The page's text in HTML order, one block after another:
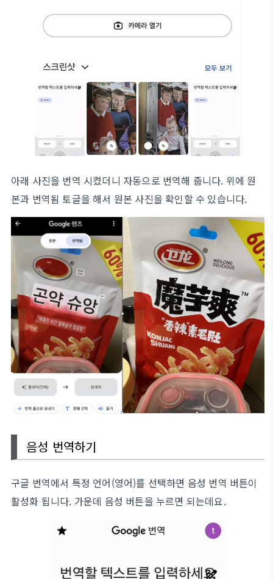
아래 사진을 번역 시켰더니 자동으로 번역해 줍니다. 위에 원
본과 번역됨 토글을 해서 원본 사진을 확인할 수 있습니다.
음성 번역하기
구글 번역에서 특정 언어(영어)를 선택하면 음성 번역 버튼이
활성화 됩니다. 가운데 음성 버튼을 누르면 되는데요.